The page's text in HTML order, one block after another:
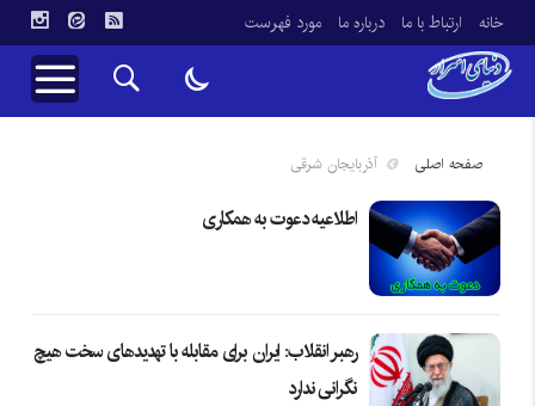
خانه ارتباط با ما درباره ما مورد فهرست
صفحه اصلی آذربایجان شرقی
اطلاعیه دعوت به همکاری
رهبر انقلاب: ایران برای مقابله با تهدیدهای سخت هیچ
نگرانی ندارد